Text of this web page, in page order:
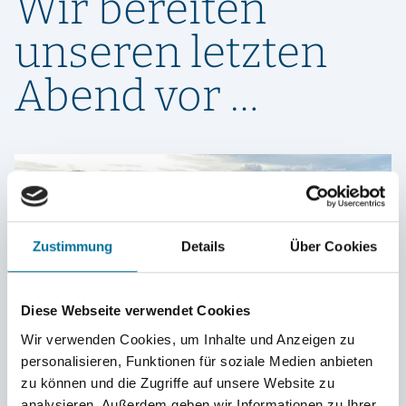
Zustimmung Details Über Cookies
Diese Webseite verwendet Cookies
Wir verwenden Cookies, um Inhalte und Anzeigen zu
personalisieren, Funktionen für soziale Medien anbieten
zu können und die Zugriffe auf unsere Website zu
unseren letzten
Abend vor …
Marlene und Cecile